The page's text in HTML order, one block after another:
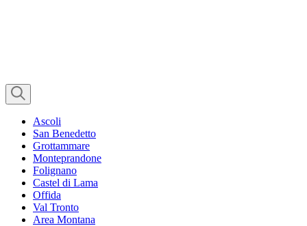
Ascoli
San Benedetto
Grottammare
Monteprandone
Folignano
Castel di Lama
Offida
Val Tronto
Area Montana